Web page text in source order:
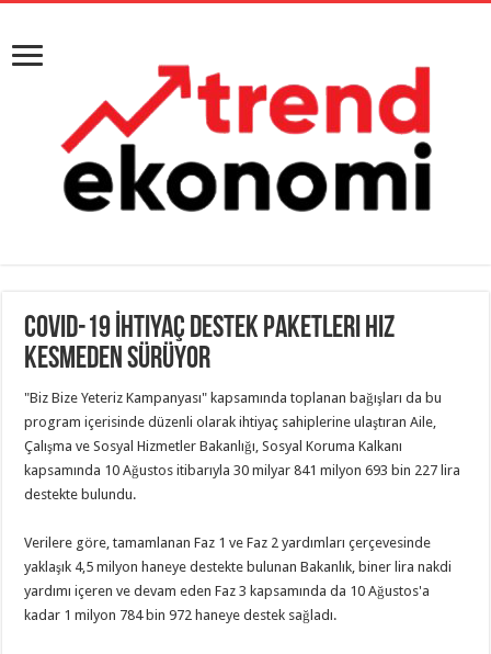
Covid-19 İhtiyaç Destek Paketleri Hız
Kesmeden Sürüyor
"Biz Bize Yeteriz Kampanyası" kapsamında toplanan bağışları da bu
program içerisinde düzenli olarak ihtiyaç sahiplerine ulaştıran Aile,
Çalışma ve Sosyal Hizmetler Bakanlığı, Sosyal Koruma Kalkanı
kapsamında 10 Ağustos itibarıyla 30 milyar 841 milyon 693 bin 227 lira
destekte bulundu.
Verilere göre, tamamlanan Faz 1 ve Faz 2 yardımları çerçevesinde
yaklaşık 4,5 milyon haneye destekte bulunan Bakanlık, biner lira nakdi
yardımı içeren ve devam eden Faz 3 kapsamında da 10 Ağustos'a
kadar 1 milyon 784 bin 972 haneye destek sağladı.